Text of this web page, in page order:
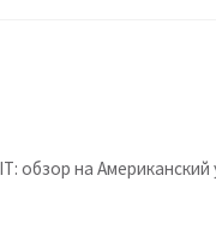
обзор на Американский